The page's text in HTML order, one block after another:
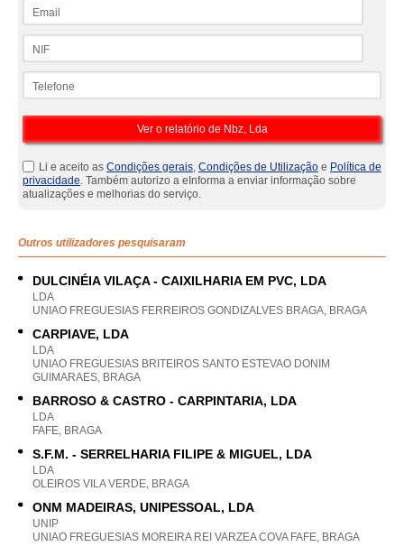
Li e aceito as Condições gerais, Condições de Utilização e Política de
privacidade. Também autorizo a eInforma a enviar informação sobre
atualizações e melhorias do serviço.
Outros utilizadores pesquisaram
DULCINÉIA VILAÇA - CAIXILHARIA EM PVC, LDA
LDA
UNIAO FREGUESIAS FERREIROS GONDIZALVES BRAGA, BRAGA
CARPIAVE, LDA
LDA
UNIAO FREGUESIAS BRITEIROS SANTO ESTEVAO DONIM
GUIMARAES, BRAGA
BARROSO & CASTRO - CARPINTARIA, LDA
LDA
FAFE, BRAGA
S.F.M. - SERRELHARIA FILIPE & MIGUEL, LDA
LDA
OLEIROS VILA VERDE, BRAGA
ONM MADEIRAS, UNIPESSOAL, LDA
UNIP
UNIAO FREGUESIAS MOREIRA REI VARZEA COVA FAFE, BRAGA